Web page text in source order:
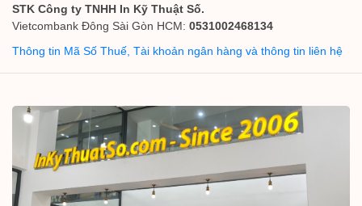
STK Công ty TNHH In Kỹ Thuật Số.
Vietcombank Đông Sài Gòn HCM: 0531002468134
Thông tin Mã Số Thuế, Tài khoản ngân hàng và thông tin liên hệ